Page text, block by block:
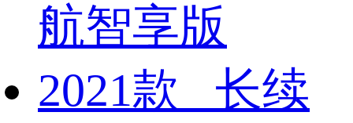
航智享版
2021款 长续